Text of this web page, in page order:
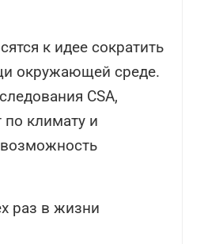
к идее сократить
окружающей среде.
CSA,
по климату и
раз в жизни